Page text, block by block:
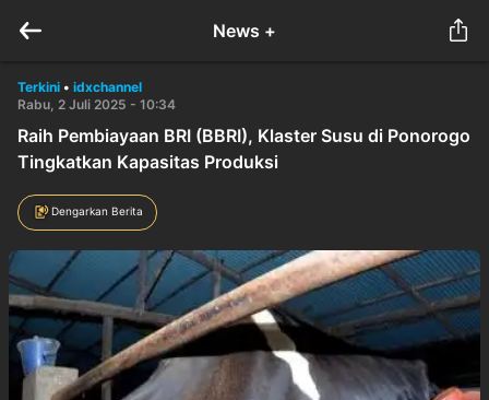
News +
Terkini • idxchannel
Rabu, 2 Juli 2025 - 10:34
Raih Pembiayaan BRI (BBRI), Klaster Susu di Ponorogo
Tingkatkan Kapasitas Produksi
Dengarkan Berita